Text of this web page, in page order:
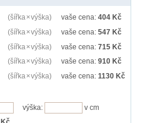
(šířka × výška) vaše cena: 404 Kč
(šířka × výška) vaše cena: 547 Kč
(šířka × výška) vaše cena: 715 Kč
(šířka × výška) vaše cena: 910 Kč
(šířka × výška) vaše cena: 1130 Kč
výška:
v cm
Kč